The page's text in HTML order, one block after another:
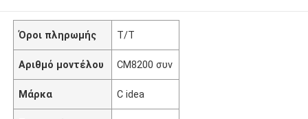
Όροι πληρωμής Τ/Τ
Αριθμό μοντέλου CM8200 συν
Μάρκα C idea